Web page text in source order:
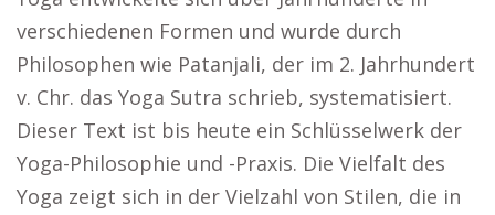
verschiedenen Formen und wurde durch
Philosophen wie Patanjali, der im 2. Jahrhundert
v. Chr. das Yoga Sutra schrieb, systematisiert.
Dieser Text ist bis heute ein Schlüsselwerk der
Yoga-Philosophie und -Praxis. Die Vielfalt des
Yoga zeigt sich in der Vielzahl von Stilen, die in